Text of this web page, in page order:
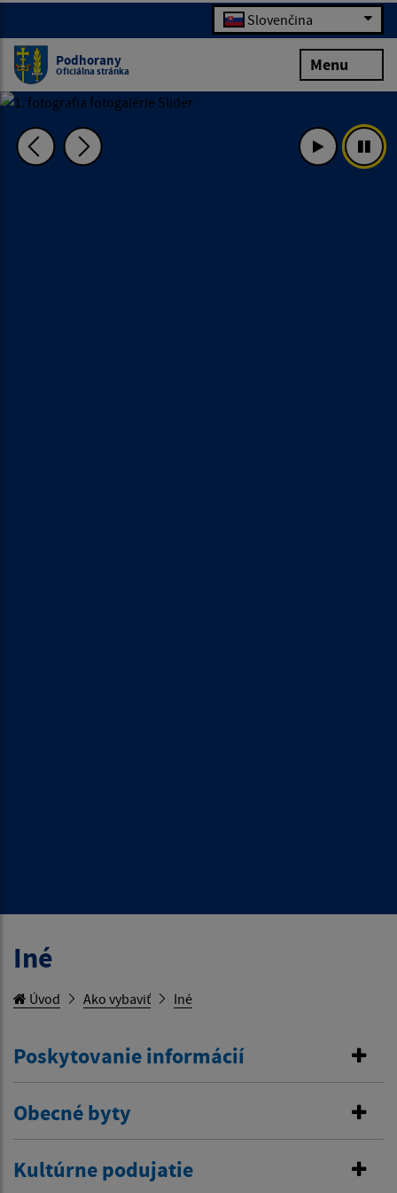
Slovenčina
Podhorany
Oficiálna stránka Menu
Iné
Úvod Ako vybaviť Iné
Poskytovanie informácií
Obecné byty
Kultúrne podujatie